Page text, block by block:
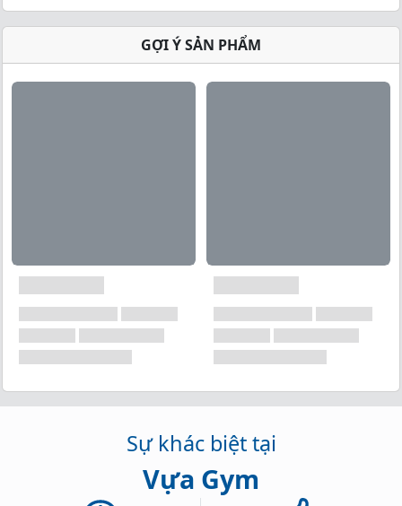
cơ bắp, bao gồm Leucine, Isoleucine và Valine. Các
axit amin này giúp tăng cường sự tạo ra protein và sự
phục hồi cơ bắp sau tập luyện, từ đó giúp xây dựng và
GỢI Ý SẢN PHẨM
Sự khác biệt tại
Vựa Gym